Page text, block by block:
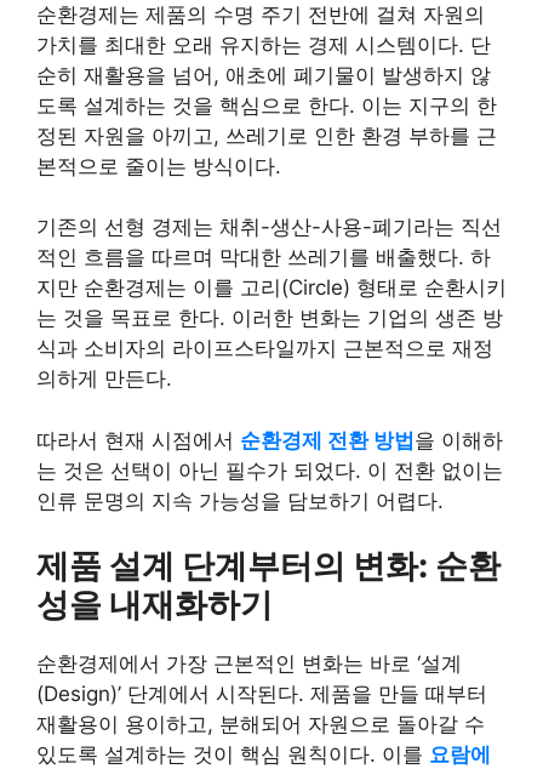
순환경제는 제품의 수명 주기 전반에 걸쳐 자원의
가치를 최대한 오래 유지하는 경제 시스템이다. 단
순히 재활용을 넘어, 애초에 폐기물이 발생하지 않
도록 설계하는 것을 핵심으로 한다. 이는 지구의 한
정된 자원을 아끼고, 쓰레기로 인한 환경 부하를 근
본적으로 줄이는 방식이다.
기존의 선형 경제는 채취-생산-사용-폐기라는 직선
적인 흐름을 따르며 막대한 쓰레기를 배출했다. 하
지만 순환경제는 이를 고리(Circle) 형태로 순환시키
는 것을 목표로 한다. 이러한 변화는 기업의 생존 방
식과 소비자의 라이프스타일까지 근본적으로 재정
의하게 만든다.
따라서 현재 시점에서 순환경제 전환 방법을 이해하
는 것은 선택이 아닌 필수가 되었다. 이 전환 없이는
인류 문명의 지속 가능성을 담보하기 어렵다.
제품 설계 단계부터의 변화: 순환
성을 내재화하기
순환경제에서 가장 근본적인 변화는 바로 ‘설계
(Design)’ 단계에서 시작된다. 제품을 만들 때부터
재활용이 용이하고, 분해되어 자원으로 돌아갈 수
있도록 설계하는 것이 핵심 원칙이다. 이를 요람에